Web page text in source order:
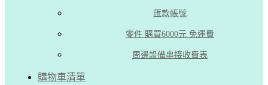
匯款帳號
零件 購買6000元 免運費
周邊設備串接收費表
購物車清單